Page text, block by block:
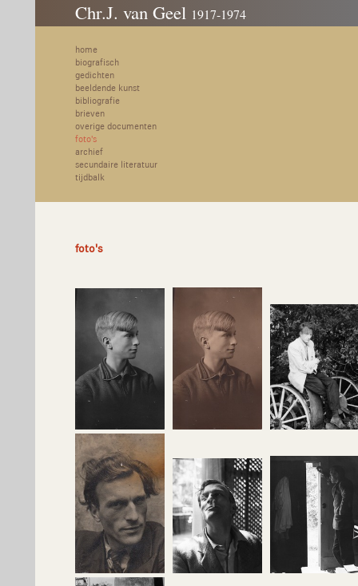
Chr.J. van Geel 1917-1974
home
biografisch
gedichten
beeldende kunst
bibliografie
brieven
overige documenten
foto's
archief
secundaire literatuur
tijdbalk
foto's